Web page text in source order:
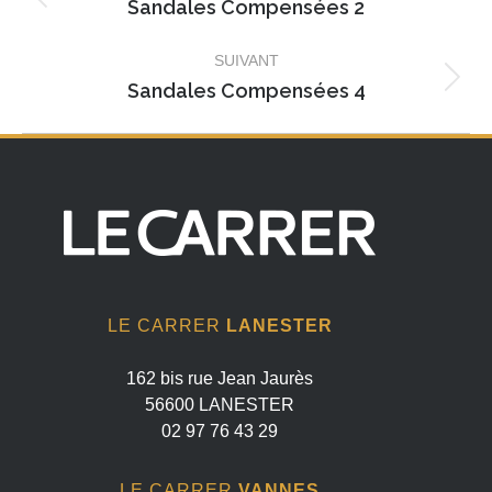
Album
:
Sandales Compensées 2
SUIVANT
Album
Sandales Compensées 4
LE CARRER LANESTER
162 bis rue Jean Jaurès
56600 LANESTER
02 97 76 43 29